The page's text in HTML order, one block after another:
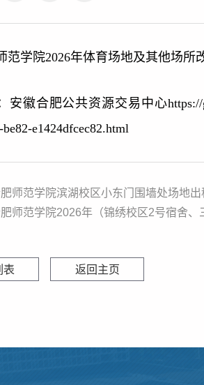
范学院2026年体育场地及其他场
安徽合肥公共资源交易中心https://
e1424dfcec82.html
肥师范学院滨湖校区小东门围墙处场地
表 返回主页